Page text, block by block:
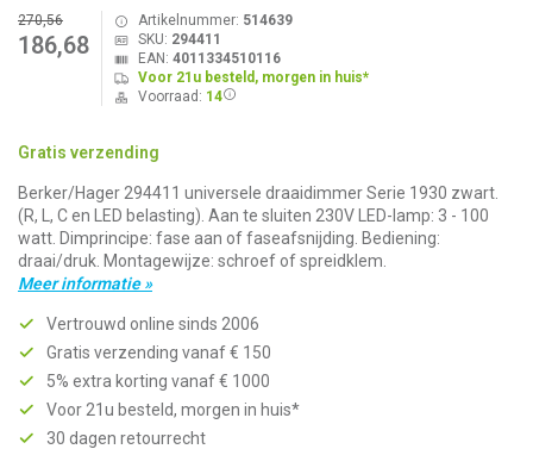
270,56
186,68
Artikelnummer: 514639
SKU: 294411
EAN: 4011334510116
Voor 21u besteld, morgen in huis*
Voorraad: 14
Gratis verzending
Berker/Hager 294411 universele draaidimmer Serie 1930 zwart.
(R, L, C en LED belasting). Aan te sluiten 230V LED-lamp: 3 - 100
watt. Dimprincipe: fase aan of faseafsnijding. Bediening:
draai/druk. Montagewijze: schroef of spreidklem.
Meer informatie »
Vertrouwd online sinds 2006
Gratis verzending vanaf € 150
5% extra korting vanaf € 1000
Voor 21u besteld, morgen in huis*
30 dagen retourrecht